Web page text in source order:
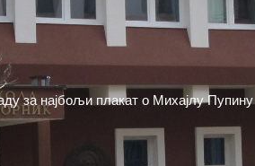
за најбољи плакат о Михајлу Пупину